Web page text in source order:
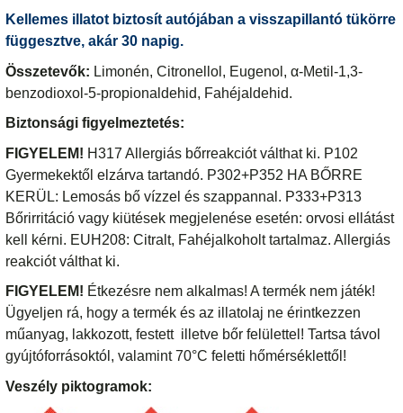
Kellemes illatot biztosít autójában a visszapillantó tükörre
függesztve, akár 30 napig.
Összetevők: Limonén, Citronellol, Eugenol, α-Metil-1,3-
benzodioxol-5-propionaldehid, Fahéjaldehid.
Biztonsági figyelmeztetés:
FIGYELEM! H317 Allergiás bőrreakciót válthat ki. P102
Gyermekektől elzárva tartandó. P302+P352 HA BŐRRE
KERÜL: Lemosás bő vízzel és szappannal. P333+P313
Bőrirritáció vagy kiütések megjelenése esetén: orvosi ellátást
kell kérni. EUH208: Citralt, Fahéjalkoholt tartalmaz. Allergiás
reakciót válthat ki.
FIGYELEM! Étkezésre nem alkalmas! A termék nem játék!
Ügyeljen rá, hogy a termék és az illatolaj ne érintkezzen
műanyag, lakkozott, festett illetve bőr felülettel! Tartsa távol
gyújtóforrásoktól, valamint 70°C feletti hőmérséklettől!
Veszély piktogramok: